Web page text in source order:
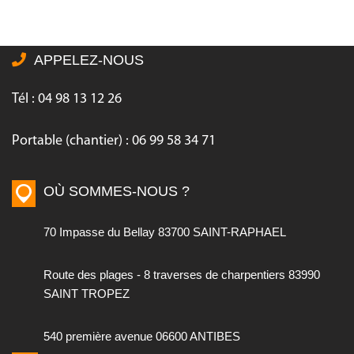
APPELEZ-NOUS
Tél : 04 98 13 12 26
Portable (chantier) : 06 99 58 34 71
OÙ SOMMES-NOUS ?
70 Impasse du Bellay 83700 SAINT-RAPHAEL
Route des plages - 8 traverses de charpentiers 83990
SAINT TROPEZ
540 première avenue 06600 ANTIBES